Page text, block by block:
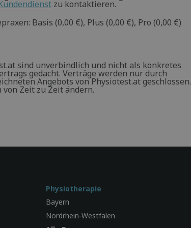
zu kontaktieren.
Basis (0,00 €), Plus (0,00 €), Pro (0,00 €)
sind unverbindlich und nicht als konkretes
gedacht. Verträge werden nur durch
Angebots von Physiotest.at geschlossen.
Zeit zu Zeit ändern.
Physiotherapie
Bayern
Nordrhein-Westfalen